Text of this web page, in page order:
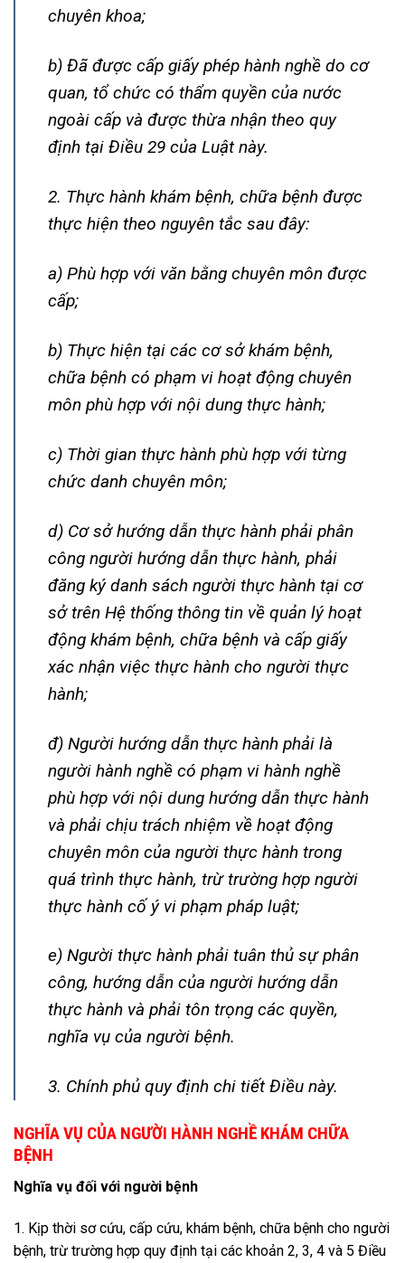
chuyên khoa;
b) Đã được cấp giấy phép hành nghề do cơ
quan, tổ chức có thẩm quyền của nước
ngoài cấp và được thừa nhận theo quy
định tại Điều 29 của Luật này.
2. Thực hành khám bệnh, chữa bệnh được
thực hiện theo nguyên tắc sau đây:
a) Phù hợp với văn bằng chuyên môn được
cấp;
b) Thực hiện tại các cơ sở khám bệnh,
chữa bệnh có phạm vi hoạt động chuyên
môn phù hợp với nội dung thực hành;
c) Thời gian thực hành phù hợp với từng
chức danh chuyên môn;
d) Cơ sở hướng dẫn thực hành phải phân
công người hướng dẫn thực hành, phải
đăng ký danh sách người thực hành tại cơ
sở trên Hệ thống thông tin về quản lý hoạt
động khám bệnh, chữa bệnh và cấp giấy
xác nhận việc thực hành cho người thực
hành;
đ) Người hướng dẫn thực hành phải là
người hành nghề có phạm vi hành nghề
phù hợp với nội dung hướng dẫn thực hành
và phải chịu trách nhiệm về hoạt động
chuyên môn của người thực hành trong
quá trình thực hành, trừ trường hợp người
thực hành cố ý vi phạm pháp luật;
e) Người thực hành phải tuân thủ sự phân
công, hướng dẫn của người hướng dẫn
thực hành và phải tôn trọng các quyền,
nghĩa vụ của người bệnh.
3. Chính phủ quy định chi tiết Điều này.
NGHĨA VỤ CỦA NGƯỜI HÀNH NGHỀ KHÁM CHỮA
BỆNH
Nghĩa vụ đối với người bệnh
1. Kịp thời sơ cứu, cấp cứu, khám bệnh, chữa bệnh cho người
bệnh, trừ trường hợp quy định tại các khoản 2, 3, 4 và 5 Điều